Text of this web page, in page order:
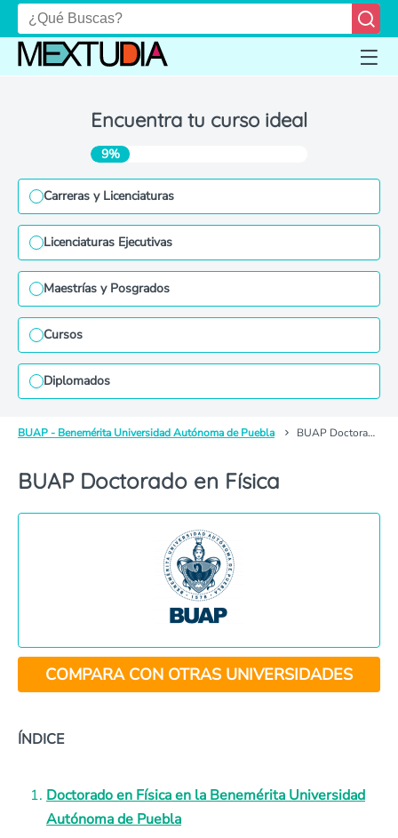
Encuentra tu curso ideal
9%
Carreras y Licenciaturas
Licenciaturas Ejecutivas
Maestrías y Posgrados
Cursos
Diplomados
BUAP - Benemérita Universidad Autónoma de Puebla BUAP Doctorado en Física
BUAP Doctorado en Física
COMPARA CON OTRAS UNIVERSIDADES
ÍNDICE
Doctorado en Física en la Benemérita Universidad
Autónoma de Puebla